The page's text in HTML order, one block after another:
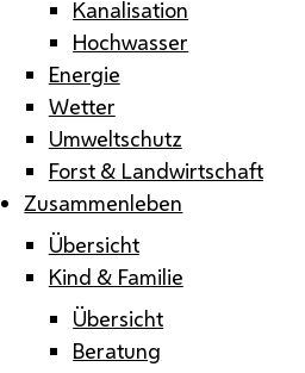
Kanalisation
Hochwasser
Energie
Wetter
Umweltschutz
Forst & Landwirtschaft
Zusammenleben
Übersicht
Kind & Familie
Übersicht
Beratung